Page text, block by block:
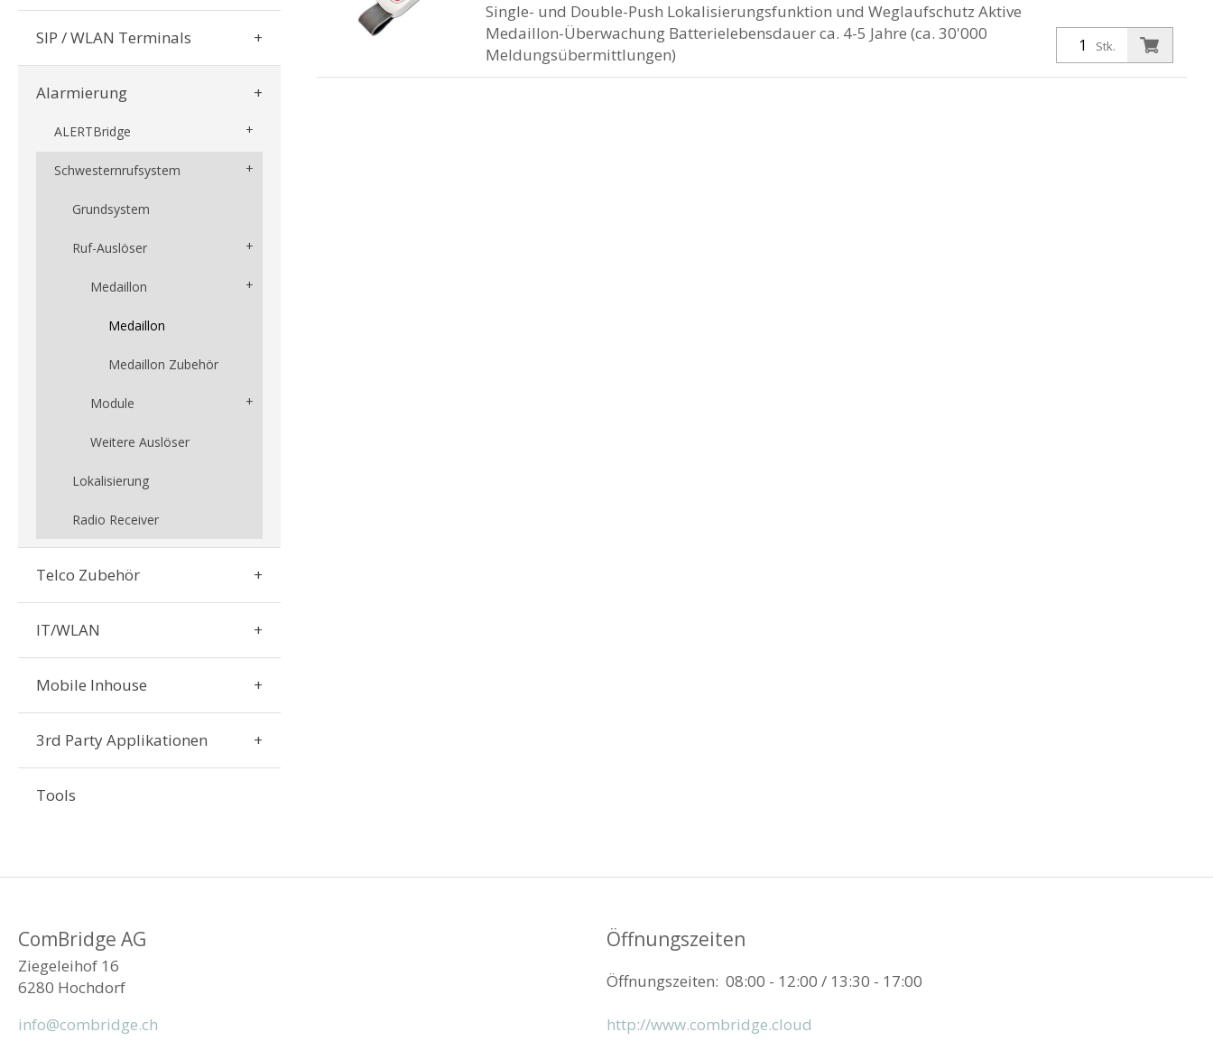
SIP / WLAN Terminals
Alarmierung
ALERTBridge
Schwesternrufsystem
Grundsystem
Ruf-Auslöser
Medaillon
Medaillon
Medaillon Zubehör
Module
Weitere Auslöser
Lokalisierung
Radio Receiver
Telco Zubehör
IT/WLAN
Mobile Inhouse
3rd Party Applikationen
Tools
Stk.
Single- und Double-Push Lokalisierungsfunktion und Weglaufschutz Aktive
Medaillon-Überwachung Batterielebensdauer ca. 4-5 Jahre (ca. 30'000
Meldungsübermittlungen)
ComBridge AG
Ziegeleihof 16
6280 Hochdorf
info@combridge.ch
Öffnungszeiten
Öffnungszeiten: 08:00 - 12:00 / 13:30 - 17:00
http://www.combridge.cloud